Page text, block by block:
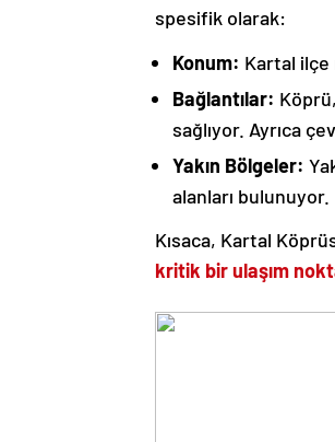
spesifik olarak:
Konum: Kartal ilçe
Bağlantılar:
sağlıyor. Ayrıca
Yakın Bölgeler:
alanları bulunuyor.
Kısaca, Kartal
kritik bir ulaşım